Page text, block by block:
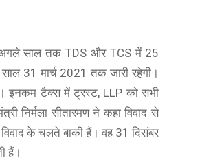
अगले साल तक TDS और TCS में 25
31 मार्च 2021 तक जारी रहेगी।
इनकम टैक्स में ट्रस्ट, LLP को सभी
निर्मला सीतारमण ने कहा विवाद से
के चलते बाकी हैं। वह 31 दिसंबर
हैं।